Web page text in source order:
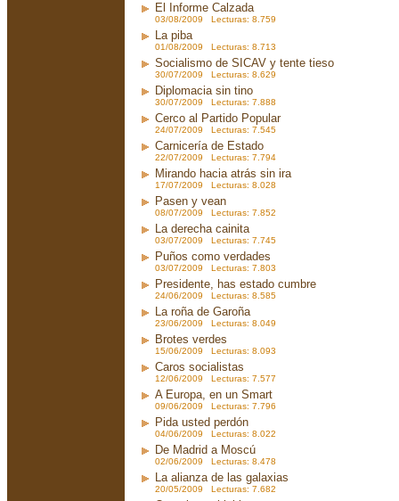
El Informe Calzada
03/08/2009 Lecturas: 8.759
La piba
01/08/2009 Lecturas: 8.713
Socialismo de SICAV y tente tieso
30/07/2009 Lecturas: 8.629
Diplomacia sin tino
30/07/2009 Lecturas: 7.888
Cerco al Partido Popular
24/07/2009 Lecturas: 7.545
Carnicería de Estado
22/07/2009 Lecturas: 7.794
Mirando hacia atrás sin ira
17/07/2009 Lecturas: 8.028
Pasen y vean
08/07/2009 Lecturas: 7.852
La derecha cainita
03/07/2009 Lecturas: 7.745
Puños como verdades
03/07/2009 Lecturas: 7.803
Presidente, has estado cumbre
24/06/2009 Lecturas: 8.585
La roña de Garoña
23/06/2009 Lecturas: 8.049
Brotes verdes
15/06/2009 Lecturas: 8.093
Caros socialistas
12/06/2009 Lecturas: 7.577
A Europa, en un Smart
09/06/2009 Lecturas: 7.796
Pida usted perdón
04/06/2009 Lecturas: 8.022
De Madrid a Moscú
02/06/2009 Lecturas: 8.478
La alianza de las galaxias
20/05/2009 Lecturas: 7.682